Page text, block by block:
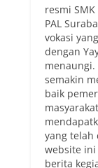
resmi SMK
PAL
vokasi
dengan
semakin
baik
yang telah
website
berita